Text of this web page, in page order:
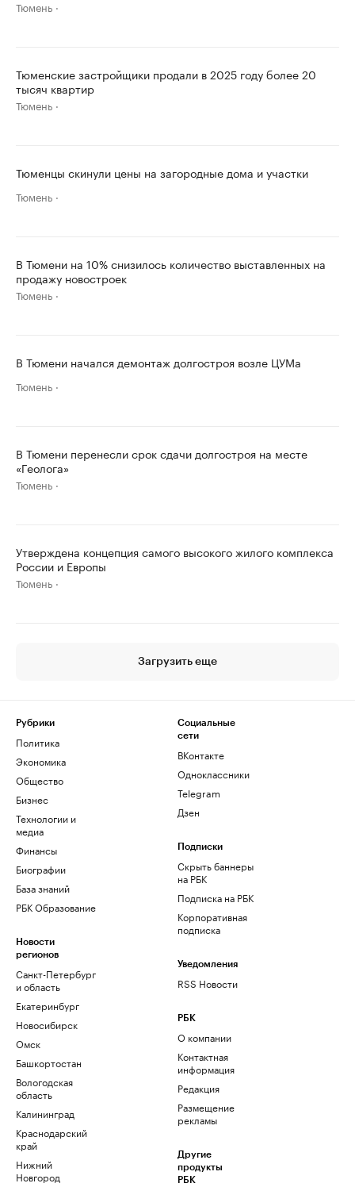
Тюмень
Тюменские застройщики продали в 2025 году более 20
тысяч квартир
Тюмень
Тюменцы скинули цены на загородные дома и участки
Тюмень
В Тюмени на 10% снизилось количество выставленных на
продажу новостроек
Тюмень
В Тюмени начался демонтаж долгостроя возле ЦУМа
Тюмень
В Тюмени перенесли срок сдачи долгостроя на месте
«Геолога»
Тюмень
Утверждена концепция самого высокого жилого комплекса
России и Европы
Тюмень
Загрузить еще
Рубрики
Политика
Экономика
Общество
Бизнес
Технологии и
медиа
Финансы
Биографии
База знаний
РБК Образование
Новости
регионов
Санкт-Петербург
и область
Екатеринбург
Новосибирск
Омск
Башкортостан
Вологодская
область
Калининград
Краснодарский
край
Нижний
Новгород
Социальные
сети
ВКонтакте
Одноклассники
Telegram
Дзен
Подписки
Скрыть баннеры
на РБК
Подписка на РБК
Корпоративная
подписка
Уведомления
RSS Новости
РБК
О компании
Контактная
информация
Редакция
Размещение
рекламы
Другие
продукты
РБК